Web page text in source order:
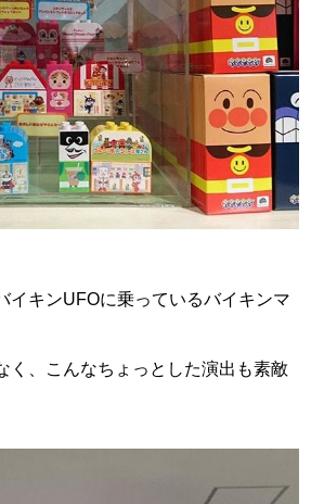
イキンUFOに乗っているバイキンマ
く、こんなちょっとした演出も素敵